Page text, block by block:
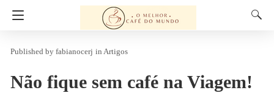
fabianocerj in Artigos
Não fique sem café na Viagem!